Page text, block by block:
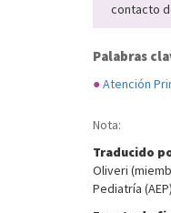
contacto
Palabras
●Atención
Nota:
Traducido
Oliveri
Pediatría